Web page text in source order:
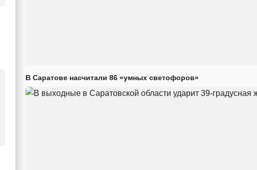
В Саратове насчитали 86 «умных светофоров»